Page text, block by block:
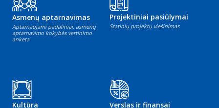
Asmenų aptarnavimas
Aptarnaujami padaliniai, asmenų
aptarnavimo kokybės vertinimo
anketa
Projektiniai pasiūlymai
Statinių projektų viešinimas
Kultūra Verslas ir finansai